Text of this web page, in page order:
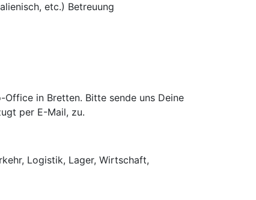
etc.) Betreuung
in Bretten. Bitte sende uns Deine
per E-Mail, zu.
Logistik, Lager, Wirtschaft,